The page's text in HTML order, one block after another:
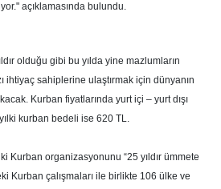
açıklamasında bulundu.
olduğu gibi bu yılda yine mazlumların
ihtiyaç sahiplerine ulaştırmak için dünyanın
Kurban fiyatlarında yurt içi – yurt dışı
kurban bedeli ise 620 TL.
Kurban organizasyonunu “25 yıldır ümmete
Kurban çalışmaları ile birlikte 106 ülke ve